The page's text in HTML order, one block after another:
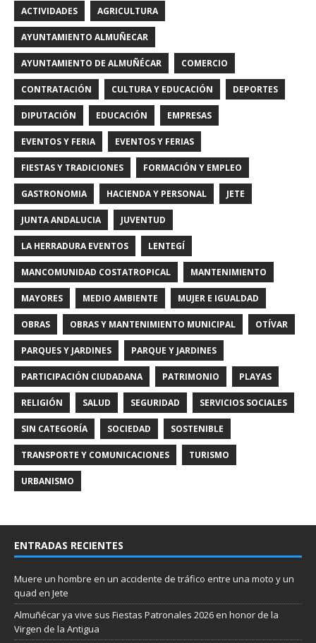
ACTIVIDADES AGRICULTURA
AYUNTAMIENTO ALMUÑECAR
AYUNTAMIENTO DE ALMUÑÉCAR COMERCIO
CONTRATACIÓN CULTURA Y EDUCACIÓN DEPORTES
DIPUTACIÓN EDUCACIÓN EMPRESAS
EVENTOS Y FERIA EVENTOS Y FERIAS
FIESTAS Y TRADICIONES FORMACIÓN Y EMPLEO
GASTRONOMIA HACIENDA Y PERSONAL JETE
JUNTA ANDALUCIA JUVENTUD
LA HERRADURA EVENTOS LENTEGÍ
MANCOMUNIDAD COSTATROPICAL MANTENIMIENTO
MAYORES MEDIO AMBIENTE MUJER E IGUALDAD
OBRAS OBRAS Y MANTENIMIENTO MUNICIPAL OTÍVAR
PARQUES Y JARDINES PARQUE Y JARDINES
PARTICIPACIÓN CIUDADANA PATRIMONIO PLAYAS
RELIGIÓN SALUD SEGURIDAD SERVICIOS SOCIALES
SIN CATEGORÍA SOCIEDAD SOSTENIBLE
TRANSPORTE Y COMUNICACIONES TURISMO
URBANISMO
ENTRADAS RECIENTES
Muere un hombre en un accidente de tráfico entre una moto y un
quad en Jete
Almuñécar ya vive sus Fiestas Patronales 2026 en honor de la
Virgen de la Antigua